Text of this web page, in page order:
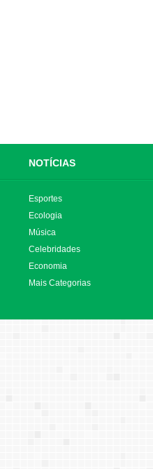
NOTÍCIAS
Esportes
Ecologia
Música
Celebridades
Economia
Mais Categorias